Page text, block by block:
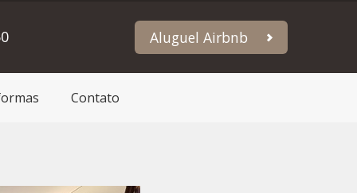
Aluguel Airbnb
Contato